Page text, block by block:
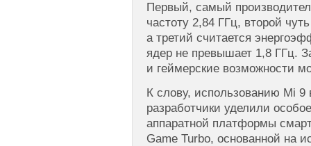
Первый, самый
частоту 2,84 ГГц, второй
а третий считается
ядер не превышает 1,8 ГГц.
и геймерские возможности
К слову, использованию Mi 9
разработчики уделили
аппаратной платформы
Game Turbo, основанной на